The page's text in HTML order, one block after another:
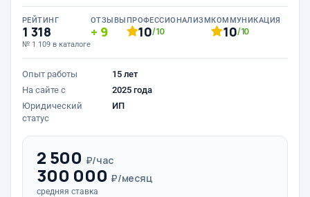
РЕЙТИНГ
1 318
№ 1 109 в каталоге
ОТЗЫВЫ
9
ПРОФЕССИОНАЛИЗМ
10/10
КОММУНИКАЦИЯ
10/10
Опыт работы
15 лет
На сайте с
2025 года
Юридический
статус
ИП
2 500 ₽/час
300 000 ₽/месяц
средняя ставка